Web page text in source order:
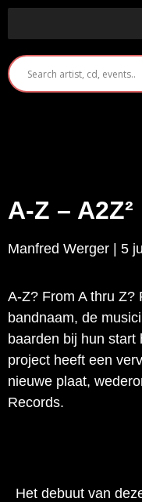
A-Z – A2Z²
Manfred Werger | 5
A-Z? From A thru Z?
bandnaam, de
baarden bij hun
project heeft een
nieuwe plaat,
Records.
Het debuut van